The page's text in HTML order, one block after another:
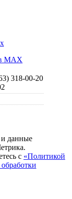
MAX
318-00-20
и данные
с «Политикой